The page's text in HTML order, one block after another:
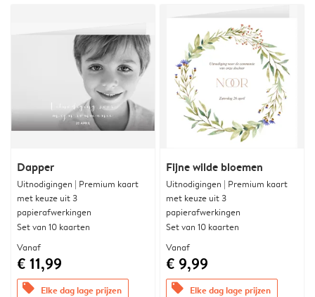
Dapper
Uitnodigingen | Premium kaart
met keuze uit 3
papierafwerkingen
Set van 10 kaarten
Vanaf
€ 11,99
offers Elke dag lage prijzen
Fijne wilde bloemen
Uitnodigingen | Premium kaart
met keuze uit 3
papierafwerkingen
Set van 10 kaarten
Vanaf
€ 9,99
offers Elke dag lage prijzen